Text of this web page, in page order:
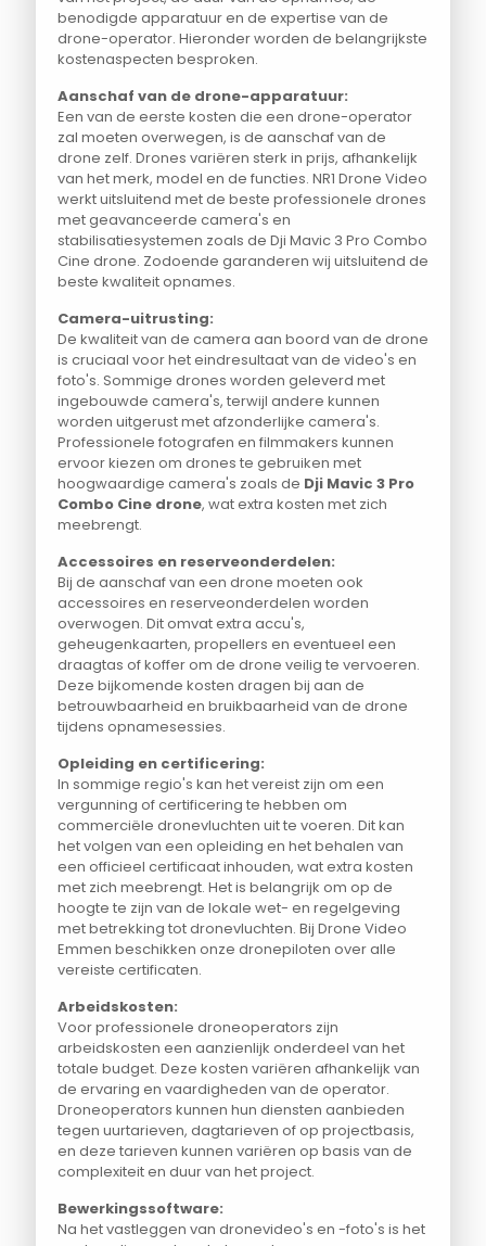
benodigde apparatuur en de expertise van de
drone-operator. Hieronder worden de belangrijkste
kostenaspecten besproken.
Aanschaf van de drone-apparatuur:
Een van de eerste kosten die een drone-operator
zal moeten overwegen, is de aanschaf van de
drone zelf. Drones variëren sterk in prijs, afhankelijk
van het merk, model en de functies. NR1 Drone Video
werkt uitsluitend met de beste professionele drones
met geavanceerde camera's en
stabilisatiesystemen zoals de Dji Mavic 3 Pro Combo
Cine drone. Zodoende garanderen wij uitsluitend de
beste kwaliteit opnames.
Camera-uitrusting:
De kwaliteit van de camera aan boord van de drone
is cruciaal voor het eindresultaat van de video's en
foto's. Sommige drones worden geleverd met
ingebouwde camera's, terwijl andere kunnen
worden uitgerust met afzonderlijke camera's.
Professionele fotografen en filmmakers kunnen
ervoor kiezen om drones te gebruiken met
hoogwaardige camera's zoals de Dji Mavic 3 Pro
Combo Cine drone, wat extra kosten met zich
meebrengt.
Accessoires en reserveonderdelen:
Bij de aanschaf van een drone moeten ook
accessoires en reserveonderdelen worden
overwogen. Dit omvat extra accu's,
geheugenkaarten, propellers en eventueel een
draagtas of koffer om de drone veilig te vervoeren.
Deze bijkomende kosten dragen bij aan de
betrouwbaarheid en bruikbaarheid van de drone
tijdens opnamesessies.
Opleiding en certificering:
In sommige regio's kan het vereist zijn om een
vergunning of certificering te hebben om
commerciële dronevluchten uit te voeren. Dit kan
het volgen van een opleiding en het behalen van
een officieel certificaat inhouden, wat extra kosten
met zich meebrengt. Het is belangrijk om op de
hoogte te zijn van de lokale wet- en regelgeving
met betrekking tot dronevluchten. Bij Drone Video
Emmen beschikken onze dronepiloten over alle
vereiste certificaten.
Arbeidskosten:
Voor professionele droneoperators zijn
arbeidskosten een aanzienlijk onderdeel van het
totale budget. Deze kosten variëren afhankelijk van
de ervaring en vaardigheden van de operator.
Droneoperators kunnen hun diensten aanbieden
tegen uurtarieven, dagtarieven of op projectbasis,
en deze tarieven kunnen variëren op basis van de
complexiteit en duur van het project.
Bewerkingssoftware:
Na het vastleggen van dronevideo's en -foto's is het